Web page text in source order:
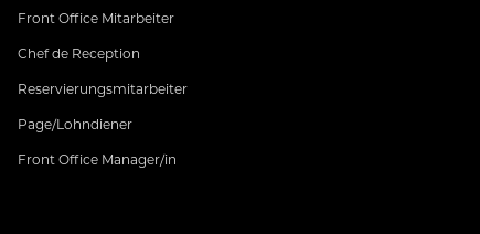
Front Office Mitarbeiter
Chef de Reception
Reservierungsmitarbeiter
Page/Lohndiener
Front Office Manager/in